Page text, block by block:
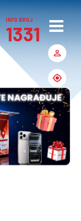
INFO BROJ
1331